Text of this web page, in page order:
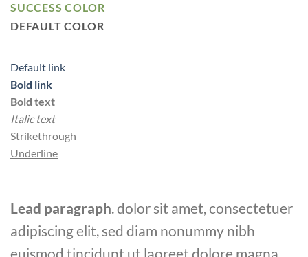
SUCCESS COLOR
DEFAULT COLOR
Default link
Bold link
Bold text
Italic text
Strikethrough
Underline
Lead paragraph. dolor sit amet, consectetuer
adipiscing elit, sed diam nonummy nibh
euismod tincidunt ut laoreet dolore magna